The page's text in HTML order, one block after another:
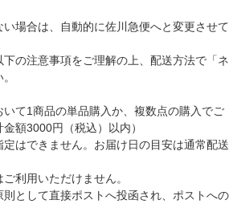
場合は、自動的に佐川急便へと変更させて
の注意事項をご理解の上、配送方法で「ネ
いて1商品の単品購入か、複数点の購入でご
額3000円（税込）以内）
定はできません。お届け日の目安は通常配送
利用いただけません。
則として直接ポストへ投函され、ポストへの